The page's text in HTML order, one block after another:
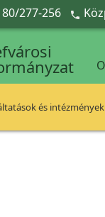
277-256 
és intézmények